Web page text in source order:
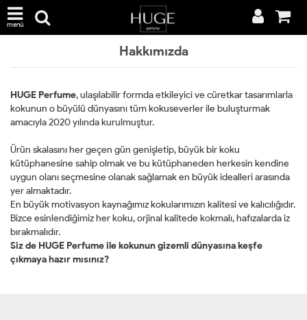
menü
Hakkımızda
HUGE Perfume, ulaşılabilir formda etkileyici ve cüretkar tasarımlarla
kokunun o büyülü dünyasını tüm kokuseverler ile buluşturmak
amacıyla 2020 yılında kurulmuştur.
Ürün skalasını her geçen gün genişletip, büyük bir koku
kütüphanesine sahip olmak ve bu kütüphaneden herkesin kendine
uygun olanı seçmesine olanak sağlamak en büyük idealleri arasında
yer almaktadır.
En büyük motivasyon kaynağımız kokularımızın kalitesi ve kalıcılığıdır.
Bizce esinlendiğimiz her koku, orjinal kalitede kokmalı, hafızalarda iz
bırakmalıdır.
Siz de HUGE Perfume ile kokunun gizemli dünyasına keşfe
çıkmaya hazır mısınız?